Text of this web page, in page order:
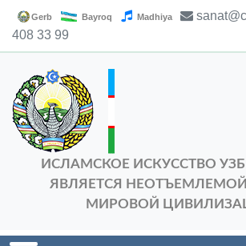
Gerb Bayroq Madhiya
408 33 99
ИСЛАМСКОЕ ИСКУССТВО
ЯВЛЯЕТСЯ
МИРОВОЙ